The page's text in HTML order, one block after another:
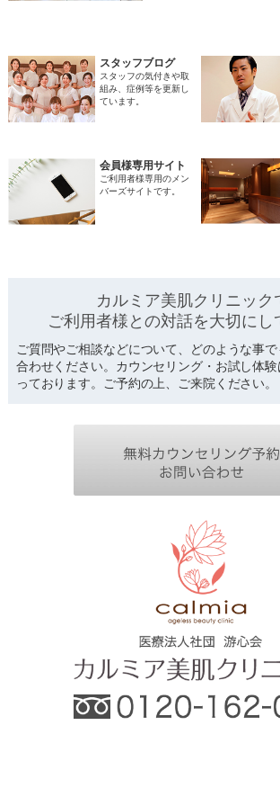
スタッフブログ
スタッフの気付きや取
組み、症例等を更新し
ています。
会員様専用サイト
ご利用者様専用のメン
バーズサイトです。
カルミア美肌クリニック
ご利用者様との対話を大切にし
ご質問やご相談などについて、どのような事
合わせください。カウンセリング・お試し体
っております。ご予約の上、ご来院ください。